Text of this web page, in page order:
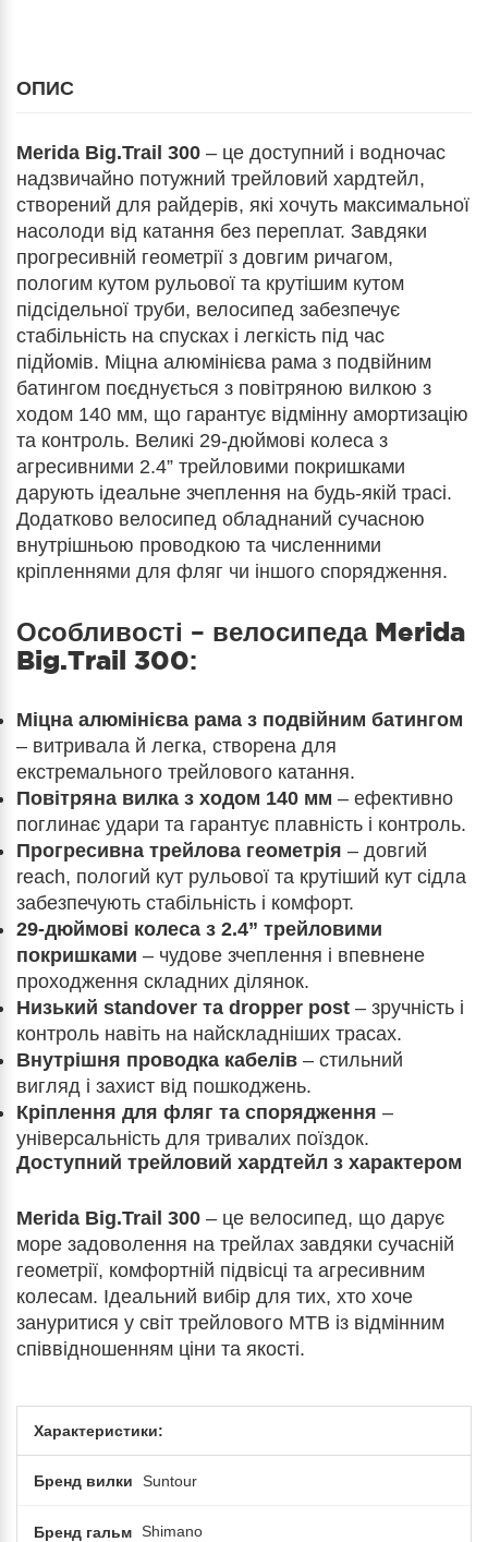
ОПИС
Merida Big.Trail 300 – це доступний і водночас
надзвичайно потужний трейловий хардтейл,
створений для райдерів, які хочуть максимальної
насолоди від катання без переплат. Завдяки
прогресивній геометрії з довгим ричагом,
пологим кутом рульової та крутішим кутом
підсідельної труби, велосипед забезпечує
стабільність на спусках і легкість під час
підйомів. Міцна алюмінієва рама з подвійним
батингом поєднується з повітряною вилкою з
ходом 140 мм, що гарантує відмінну амортизацію
та контроль. Великі 29-дюймові колеса з
агресивними 2.4” трейловими покришками
дарують ідеальне зчеплення на будь-якій трасі.
Додатково велосипед обладнаний сучасною
внутрішньою проводкою та численними
кріпленнями для фляг чи іншого спорядження.
Особливості – велосипеда Merida
Big.Trail 300:
Міцна алюмінієва рама з подвійним батингом
– витривала й легка, створена для
екстремального трейлового катання.
Повітряна вилка з ходом 140 мм – ефективно
поглинає удари та гарантує плавність і контроль.
Прогресивна трейлова геометрія – довгий
reach, пологий кут рульової та крутіший кут сідла
забезпечують стабільність і комфорт.
29-дюймові колеса з 2.4” трейловими
покришками – чудове зчеплення і впевнене
проходження складних ділянок.
Низький standover та dropper post – зручність і
контроль навіть на найскладніших трасах.
Внутрішня проводка кабелів – стильний
вигляд і захист від пошкоджень.
Кріплення для фляг та спорядження –
універсальність для тривалих поїздок.
Доступний трейловий хардтейл з характером
Merida Big.Trail 300 – це велосипед, що дарує
море задоволення на трейлах завдяки сучасній
геометрії, комфортній підвісці та агресивним
колесам. Ідеальний вибір для тих, хто хоче
зануритися у світ трейлового MTB із відмінним
співвідношенням ціни та якості.
Характеристики:
Бренд вилки Suntour
Бренд гальм Shimano